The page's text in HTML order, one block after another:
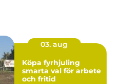
03. aug
Köpa fyrhjuling
smarta val för arbete
och fritid